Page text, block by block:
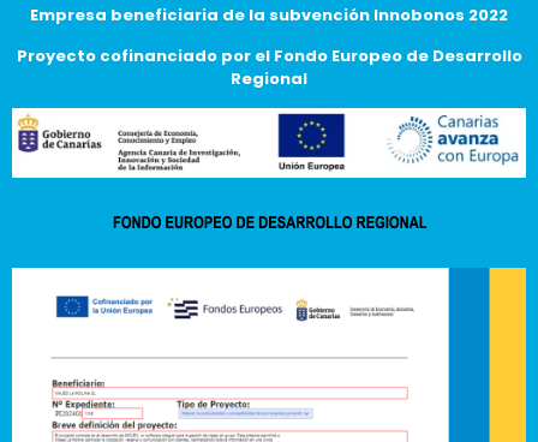
Empresa beneficiaria de la subvención Innobonos 2022
Proyecto cofinanciado por el Fondo Europeo de Desarrollo
Regional